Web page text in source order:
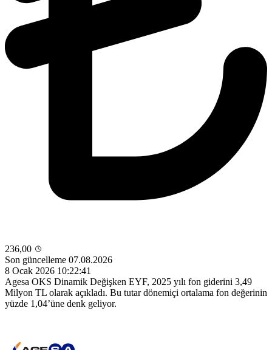
236,00
Son güncelleme 07.08.2026
8 Ocak 2026 10:22:41
Agesa OKS Dinamik Değişken EYF, 2025 yılı fon giderini 3,49
Milyon TL olarak açıkladı. Bu tutar dönemiçi ortalama fon değerinin
yüzde 1,04’üne denk geliyor.